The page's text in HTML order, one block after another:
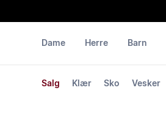
Dame
Salg Klær Sko Vesker
Herre Barn